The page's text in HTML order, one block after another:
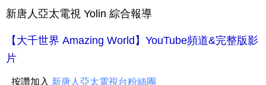
新唐人亞太電視 Yolin 綜合報導
【大千世界 Amazing World】YouTube頻道&完整版影
片
按讚加入 新唐人亞太電視台粉絲團